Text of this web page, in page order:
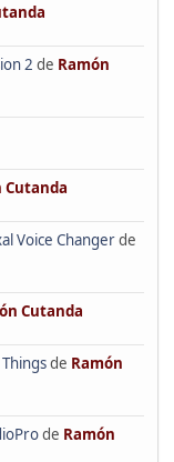
2 de Ramón
Cutanda
Voice Changerde
Cutanda
de Ramón
de Ramón